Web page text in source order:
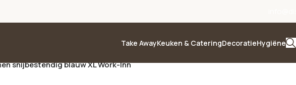
Take AwayKeuken & CateringDecoratieHygiëne
snijbestendig blauw XL Work-Inn